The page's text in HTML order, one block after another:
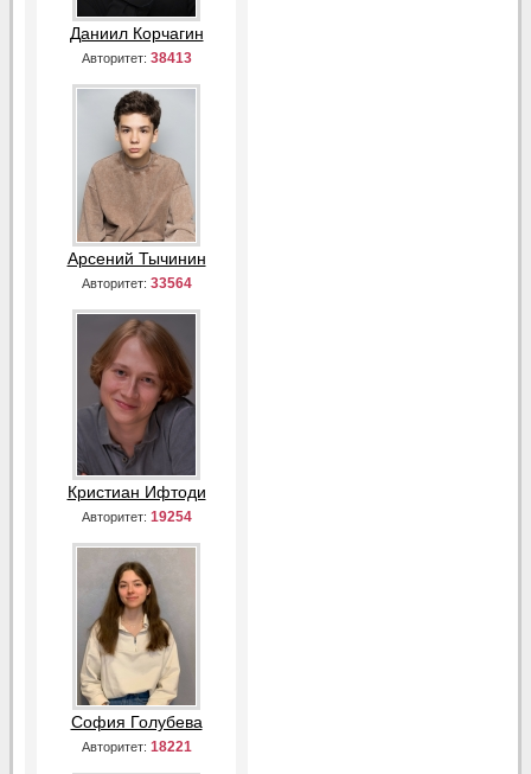
Даниил Корчагин
Авторитет: 38413
Арсений Тычинин
Авторитет: 33564
Кристиан Ифтоди
Авторитет: 19254
София Голубева
Авторитет: 18221